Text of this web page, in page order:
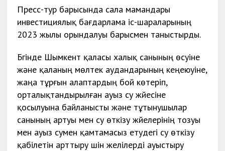
Пресс-тур барысында сала мамандары
инвестициялық бағдарлама іс-шараларының
2023 жылы орындалуы барысмен таныстырды.
Бүгінде Шымкент қаласы халық санының өсуіне
және қаланың мөлтек аудандарының кеңеюуіне,
жаңа тұрғын алаптардың бой көтеріп,
орталықтандырылған ауыз су жүйесіне
қосылуына байланысты және тұтынушылар
санының артуы мен су өткізу жүйелерінің тозуы
мен ауыз сумен қамтамасыз етудегі су өткізу
қабілетін арттыру үшін желілерді ауыстыру